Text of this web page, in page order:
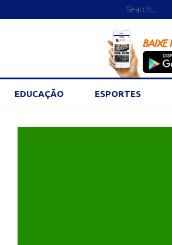
EDUCAÇÃO ESPORTES